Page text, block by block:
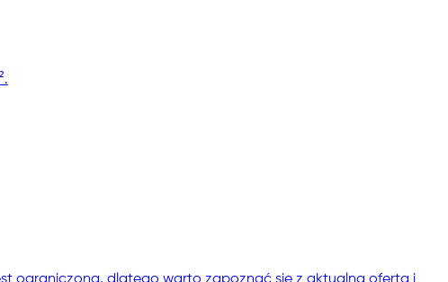
ograniczona, dlatego warto zapoznać się z aktualną ofertą i